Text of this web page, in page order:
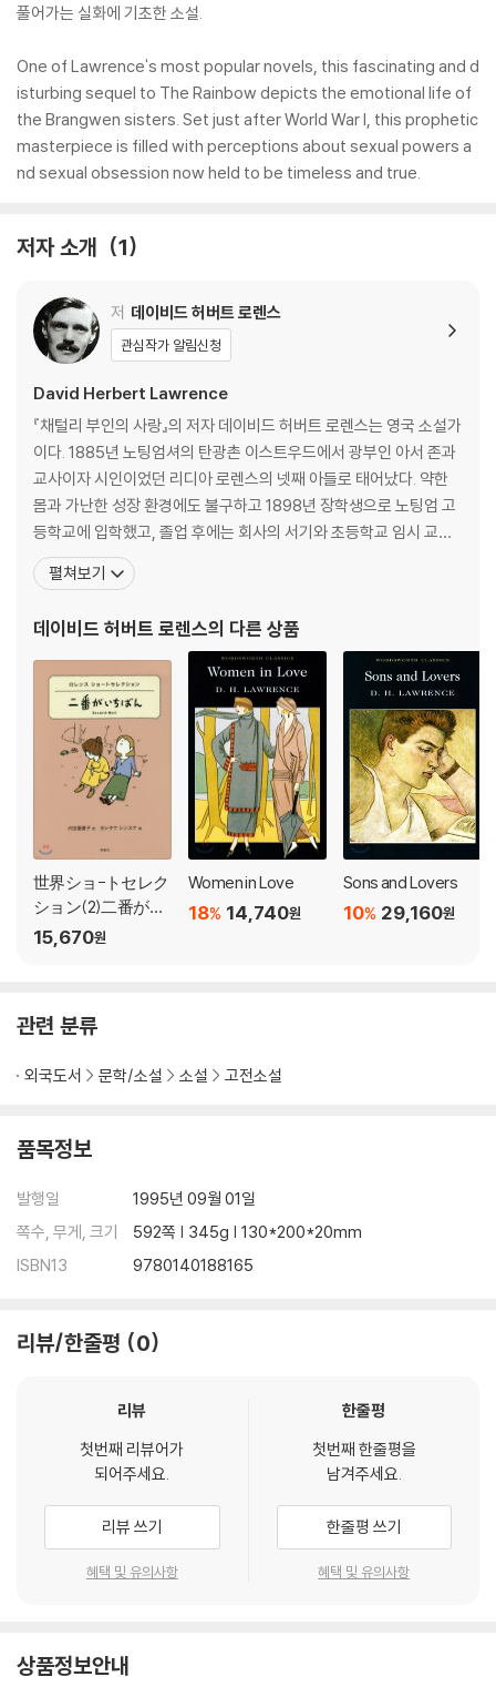
풀어가는 실화에 기초한 소설.
One of Lawrence's most popular novels, this fascinating and d
isturbing sequel to The Rainbow depicts the emotional life of
the Brangwen sisters. Set just after World War I, this prophetic
masterpiece is filled with perceptions about sexual powers a
nd sexual obsession now held to be timeless and true.
저자 소개 1
저 데이비드 허버트 로렌스
관심작가 알림신청
David Herbert Lawrence
『채털리 부인의 사랑』의 저자 데이비드 허버트 로렌스는 영국 소설가
이다. 1885년 노팅엄셔의 탄광촌 이스트우드에서 광부인 아서 존과
교사이자 시인이었던 리디아 로렌스의 넷째 아들로 태어났다. 약한
몸과 가난한 성장 환경에도 불구하고 1898년 장학생으로 노팅엄 고
등학교에 입학했고, 졸업 후에는 회사의 서기와 초등학교 임시 교사
를 거쳐 21세에 노팅엄의 유니버시티 칼리지에 진학했다. 1907년 제
시 체임버스라는 이름으로 단편 소설 「서곡」을 [노팅엄셔 가디언] 지
나 크로이든의 데이비드슨로드 학교에서 교편을 잡았
펼쳐보기
데이비드 허버트 로렌스의 다른 상품
世界ショ-トセレク
ション(2)二番がい
ちばん
15,670원
Women in Love
14,740원
18%
Sons and Lovers
29,160원
10%
관련 분류
외국도서 문학/소설 소설 고전소설
품목정보
발행일
1995년 09월 01일
쪽수, 무게, 크기
592쪽 | 345g | 130*200*20mm
ISBN13
9780140188165
리뷰/한줄평 0
리뷰
첫번째 리뷰어가
되어주세요.
리뷰 쓰기
혜택 및 유의사항
한줄평
첫번째 한줄평을
남겨주세요.
한줄평 쓰기
혜택 및 유의사항
상품정보안내